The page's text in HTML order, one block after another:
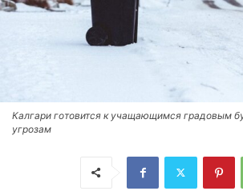
Калгари готовится к учащающимся градовым
угрозам